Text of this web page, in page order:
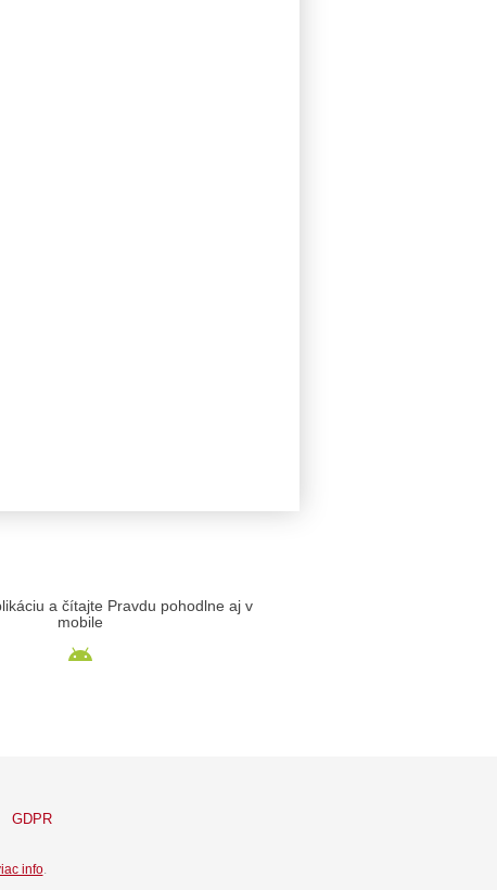
a čítajte Pravdu pohodlne aj v
mobile
GDPR
info.